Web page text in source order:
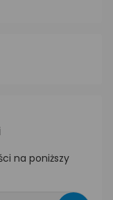
na poniższy